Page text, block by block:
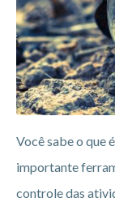
Você sabe o que
importante
controle das